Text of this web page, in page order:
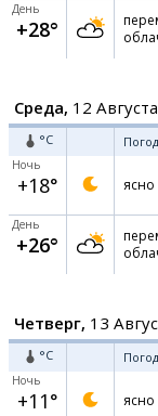
День
+28°
Среда, 12 Августа
°C
Ночь
+18° ясно
День
+26°
Четверг, 13
°C
Ночь
+11° ясно